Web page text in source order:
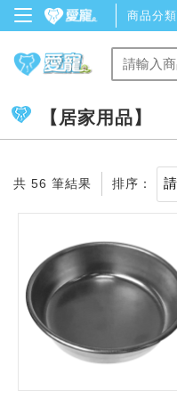
商品分類
【居家用品】
共 56 筆結果 排序：